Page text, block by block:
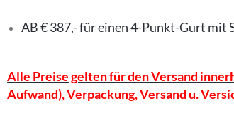
AB € 387,- für einen 4-Punkt-Gurt mit
Alle Preise gelten für den Versand
Aufwand), Verpackung, Versand u.